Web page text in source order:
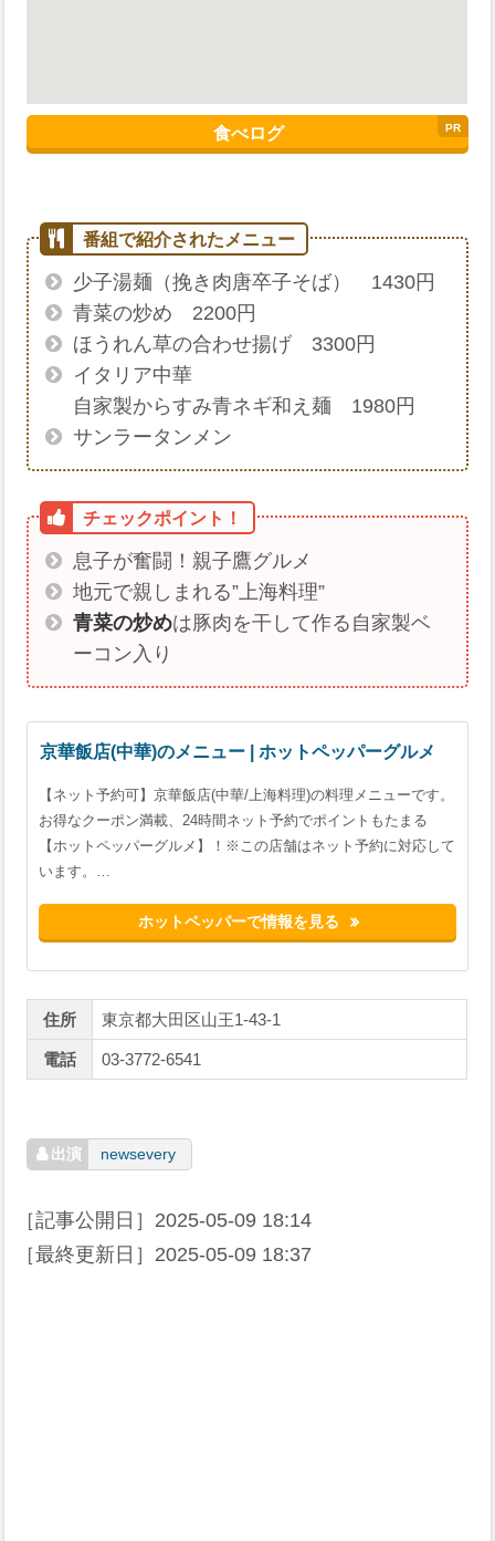
食べログ
少子湯麺（挽き肉唐卒子そば） 1430円
青菜の炒め 2200円
ほうれん草の合わせ揚げ 3300円
イタリア中華
自家製からすみ青ネギ和え麺 1980円
サンラータンメン
息子が奮闘！親子鷹グルメ
地元で親しまれる”上海料理”
青菜の炒めは豚肉を干して作る自家製ベ
ーコン入り
京華飯店(中華)のメニュー | ホットペッパーグルメ
【ネット予約可】京華飯店(中華/上海料理)の料理メニューです。
お得なクーポン満載、24時間ネット予約でポイントもたまる
【ホットペッパーグルメ】！※この店舗はネット予約に対応して
います。…
ホットペッパーで情報を見る
住所 東京都大田区山王1-43-1
電話 03-3772-6541
newsevery
［記事公開日］ 2025-05-09 18:14
［最終更新日］ 2025-05-09 18:37